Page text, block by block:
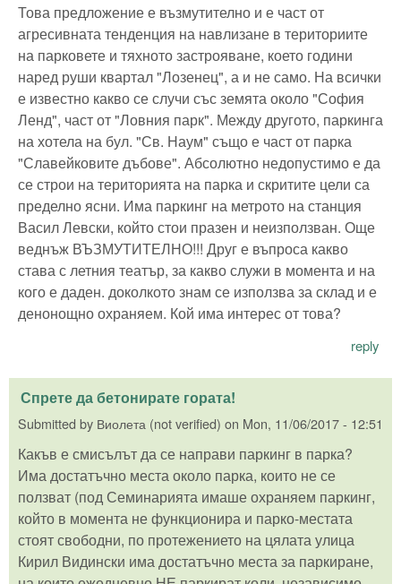
Това предложение е възмутително и е част от
агресивната тенденция на навлизане в териториите
на парковете и тяхното застрояване, което години
наред руши квартал "Лозенец", а и не само. На всички
е известно какво се случи със земята около "София
Ленд", част от "Ловния парк". Между другото, паркинга
на хотела на бул. "Св. Наум" също е част от парка
"Славейковите дъбове". Абсолютно недопустимо е да
се строи на територията на парка и скритите цели са
пределно ясни. Има паркинг на метрото на станция
Васил Левски, който стои празен и неизползван. Още
веднъж ВЪЗМУТИТЕЛНО!!! Друг е въпроса какво
става с летния театър, за какво служи в момента и на
кого е даден. доколкото знам се използва за склад и е
денонощно охраняем. Кой има интерес от това?
reply
Спрете да бетонирате гората!
Submitted by Виолета (not verified) on Mon, 11/06/2017 - 12:51
Какъв е смисълът да се направи паркинг в парка?
Има достатъчно места около парка, които не се
ползват (под Семинарията имаше охраняем паркинг,
който в момента не функционира и парко-местата
стоят свободни, по протежението на цялата улица
Кирил Видински има достатъчно места за паркиране,